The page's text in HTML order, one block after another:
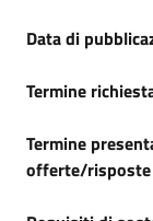
Data di
Termine
Termine
offerte/risposte